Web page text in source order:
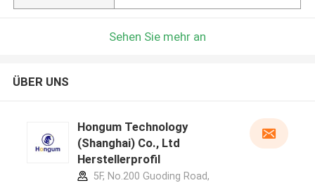
Sehen Sie mehr an
ÜBER UNS
Hongum Technology
(Shanghai) Co., Ltd
Herstellerprofil
5F, No.200 Guoding Road,